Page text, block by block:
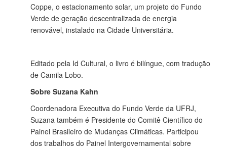
Coppe, o estacionamento solar, um projeto do Fundo
Verde de geração descentralizada de energia
renovável, instalado na Cidade Universitária.
Editado pela Id Cultural, o livro é bilíngue, com tradução
de Camila Lobo.
Sobre Suzana Kahn
Coordenadora Executiva do Fundo Verde da UFRJ,
Suzana também é Presidente do Comitê Científico do
Painel Brasileiro de Mudanças Climáticas. Participou
dos trabalhos do Painel Intergovernamental sobre